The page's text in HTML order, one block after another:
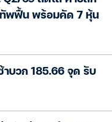
ทัพฟื้น พร้อมคัด 7 หุ้น
าบวก 185.66 จุด รับ